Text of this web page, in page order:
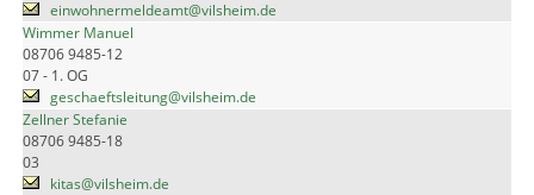
einwohnermeldeamt@vilsheim.de
Wimmer Manuel
08706 9485-12
07 - 1. OG
geschaeftsleitung@vilsheim.de
Zellner Stefanie
08706 9485-18
03
kitas@vilsheim.de